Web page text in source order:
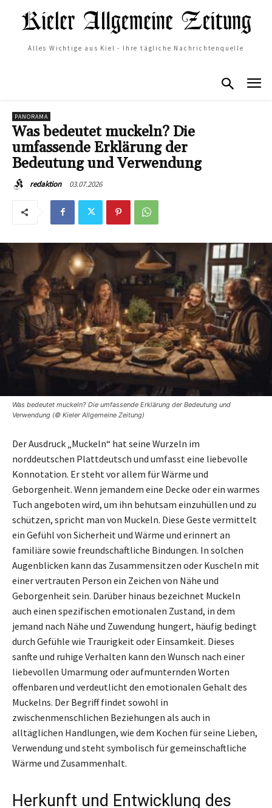
Alles Wichtige aus Kiel - Ihre tägliche Nachrichtenquelle
PANORAMA
Was bedeutet muckeln? Die
umfassende Erklärung der
Bedeutung und Verwendung
redaktion 03.07.2026
Was bedeutet muckeln? Die umfassende Erklärung der Bedeutung und
Verwendung (© Kieler Allgemeine Zeitung)
Der Ausdruck „Muckeln“ hat seine Wurzeln im
norddeutschen Plattdeutsch und umfasst eine liebevolle
Konnotation. Er steht vor allem für Wärme und
Geborgenheit. Wenn jemandem eine Decke oder ein warmes
Tuch angeboten wird, um ihn behutsam einzuhüllen und zu
schützen, spricht man von Muckeln. Diese Geste vermittelt
ein Gefühl von Sicherheit und Wärme und erinnert an
familiäre sowie freundschaftliche Bindungen. In solchen
Augenblicken kann das Zusammensitzen oder Kuscheln mit
einer vertrauten Person ein Zeichen von Nähe und
Geborgenheit sein. Darüber hinaus bezeichnet Muckeln
auch einen spezifischen emotionalen Zustand, in dem
jemand nach Nähe und Zuwendung hungert, häufig bedingt
durch Gefühle wie Traurigkeit oder Einsamkeit. Dieses
sanfte und ruhige Verhalten kann den Wunsch nach einer
liebevollen Umarmung oder aufmunternden Worten
offenbaren und verdeutlicht den emotionalen Gehalt des
Muckelns. Der Begriff findet sowohl in
zwischenmenschlichen Beziehungen als auch in
alltäglichen Handlungen, wie dem Kochen für seine Lieben,
Verwendung und steht symbolisch für gemeinschaftliche
Wärme und Zusammenhalt.
Herkunft und Entwicklung des